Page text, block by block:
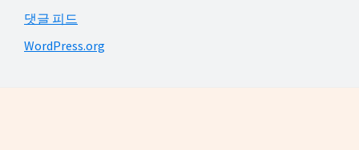
댓글 피드
WordPress.org